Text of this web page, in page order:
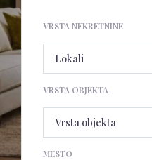
VRSTA NEKRETNINE
VRSTA OBJEKTA
MESTO